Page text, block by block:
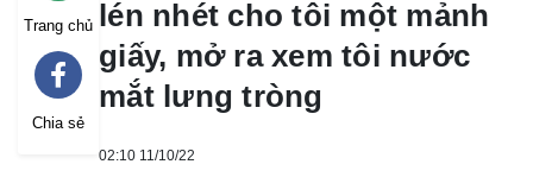
Trang chủ
Chia sẻ
lén nhét cho tôi một mảnh
giấy, mở ra xem tôi nước
mắt lưng tròng
02:10 11/10/22